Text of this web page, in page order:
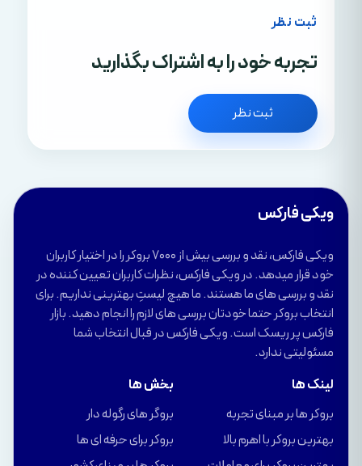
ثبت نظر
تجربه خود را به اشتراک بگذارید
ثبت نظر
ویکی فارکس
ویکی فارکس، نقد و بررسی بیش از 7000 بروکر را در اختیار کاربران
خود قرار میدهد. در ویکی فارکس، نظرات کاربران تعیین کننده در
نقد و بررسی های ما هستند. ما هیچ لیستِ بهترینی نداریم. برای
انتخاب بروکر حتما خودتان بررسی های لازم را انجام دهید. بازار
فارکس پر ریسک است. ویکی فارکس در قبال انتخاب شما
مسئولیتی ندارد.
لینک ها
بروکر ها بر مبنای تجربه
بهترین بروکر با اهرم بالا
بخش ها
بروگر های رگوله دار
بروکر برای حرفه ای ها